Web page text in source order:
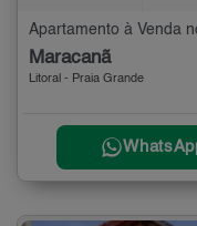
Apartamento à Venda
Maracanã
Litoral - Praia Grande